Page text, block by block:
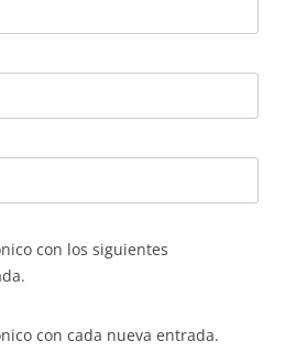
con los siguientes
con cada nueva entrada.